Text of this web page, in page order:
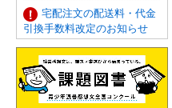
宅配注文の配送料・代金
引換手数料改定のお知らせ